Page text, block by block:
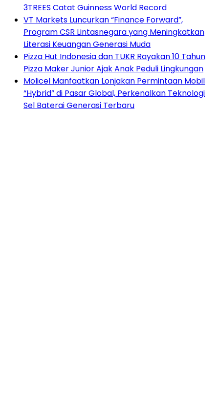
3TREES Catat Guinness World Record
VT Markets Luncurkan “Finance Forward”,
Program CSR Lintasnegara yang Meningkatkan
Literasi Keuangan Generasi Muda
Pizza Hut Indonesia dan TUKR Rayakan 10 Tahun
Pizza Maker Junior Ajak Anak Peduli Lingkungan
Molicel Manfaatkan Lonjakan Permintaan Mobil
“Hybrid” di Pasar Global, Perkenalkan Teknologi
Sel Baterai Generasi Terbaru